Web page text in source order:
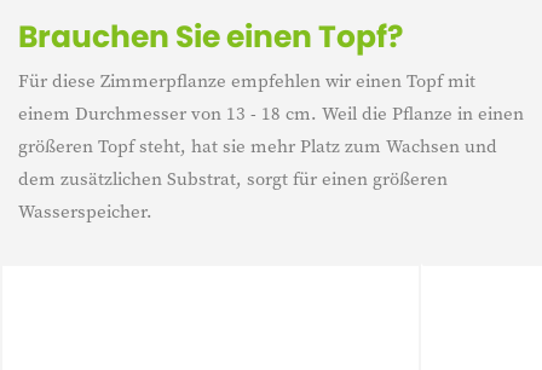
Brauchen Sie einen Topf?
Für diese Zimmerpflanze empfehlen wir einen Topf mit
einem Durchmesser von 13 - 18 cm. Weil die Pflanze in einen
größeren Topf steht, hat sie mehr Platz zum Wachsen und
dem zusätzlichen Substrat, sorgt für einen größeren
Wasserspeicher.